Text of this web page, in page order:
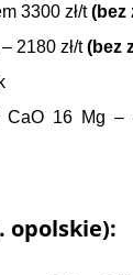
3300 zł/t(bez
2180 zł/t(bez
16 Mg –
opolskie):